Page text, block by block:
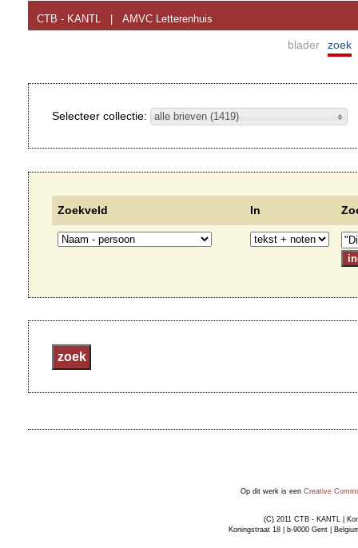
CTB - KANTL AMVC Letterenhuis
blader zoek
Selecteer collectie: alle brieven (1419)
Zoekveld In
Op dit werk is een Creative
(C) 2011 CTB - KANTL |
Koningstraat 18 | b-9000 Gent |